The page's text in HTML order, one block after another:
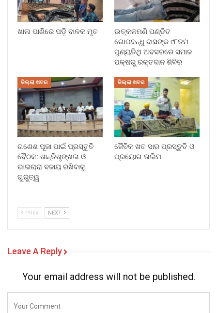
ଖାଲ ପାଣିରେ ପଡ଼ି ବାଳକ ମୃତ
ଉତ୍କଳମଣି ପଣ୍ଡିତ
ଗୋପବନ୍ଧୁ ଦାସଙ୍କ ୯୮ତମ
ପୁଣ୍ୟତିଥି ଅବସରରେ ସମାଜ
ପକ୍ଷରୁ ରକ୍ତଦାନ ଶିବିର
ଜିଲ୍ଲା ଖବର
ଗଣେଶ ପୂଜା ପାଇଁ ପ୍ରସ୍ତୁତି
ବୈଠକ: ଶାନ୍ତିଶୃଙ୍ଖଳା ଓ
ଭାଇଚାରା ବଜାୟ ରଖିବାକୁ
ଗୁରୁତ୍ୱ
ଜିଲ୍ଲା ଖବର
ଜୈବିକ ଖତ ସାର ପ୍ରସ୍ତୁତି ଓ
ପ୍ରୟୋଗ ତାଲିମ
PREV NEXT
Leave A Reply
Your email address will not be published.